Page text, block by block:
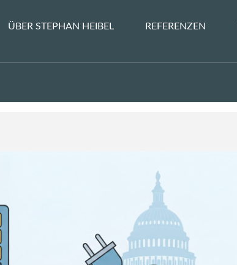
ÜBER STEPHAN HEIBEL REFERENZEN